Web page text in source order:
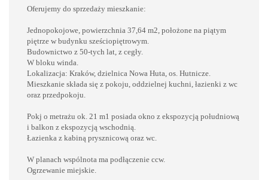
Oferujemy do sprzedaży mieszkanie:
Jednopokojowe, powierzchnia 37,64 m2, położone na piątym
piętrze w budynku sześciopiętrowym.
Budownictwo z 50-tych lat, z cegły.
W bloku winda.
Lokalizacja: Kraków, dzielnica Nowa Huta, os. Hutnicze.
Mieszkanie składa się z pokoju, oddzielnej kuchni, łazienki z wc
oraz przedpokoju.
Pokj o metrażu ok. 21 m1 posiada okno z ekspozycją południową
i balkon z ekspozycją wschodnią.
Łazienka z kabiną prysznicową oraz wc.
W planach wspólnota ma podłączenie ccw.
Ogrzewanie miejskie.